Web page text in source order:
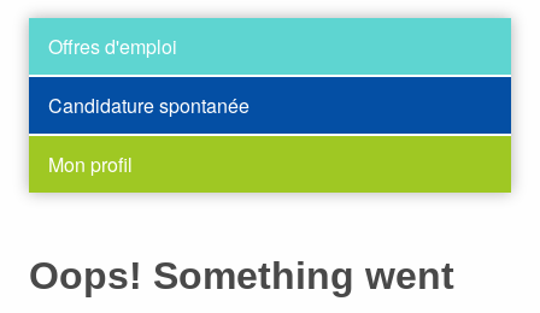
Offres d'emploi
Candidature spontanée
Mon profil
Oops! Something went